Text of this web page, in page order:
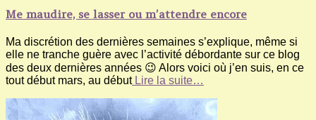
Me maudire, se lasser ou m’attendre encore
Ma discrétion des dernières semaines s’explique, même si
elle ne tranche guère avec l’activité débordante sur ce blog
des deux dernières années 😉 Alors voici où j’en suis, en ce
tout début mars, au débutLire la suite…